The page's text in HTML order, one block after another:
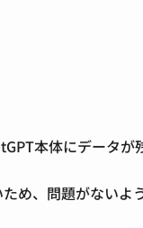
本体にデータが
め、問題がないよ